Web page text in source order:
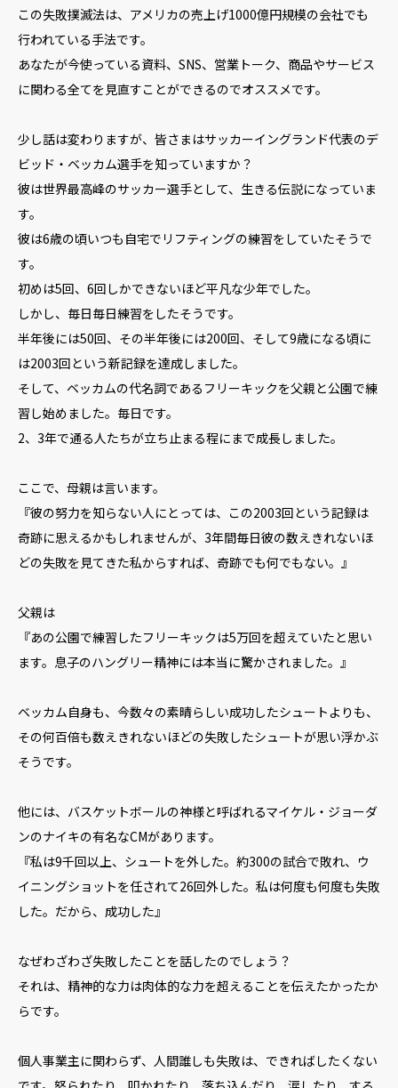
この失敗撲滅法は、アメリカの売上げ1000億円規模の会社でも
行われている手法です。
あなたが今使っている資料、SNS、営業トーク、商品やサービス
に関わる全てを見直すことができるのでオススメです。
少し話は変わりますが、皆さまはサッカーイングランド代表のデ
ビッド・ベッカム選手を知っていますか？
彼は世界最高峰のサッカー選手として、生きる伝説になっていま
す。
彼は6歳の頃いつも自宅でリフティングの練習をしていたそうで
す。
初めは5回、6回しかできないほど平凡な少年でした。
しかし、毎日毎日練習をしたそうです。
半年後には50回、その半年後には200回、そして9歳になる頃に
は2003回という新記録を達成しました。
そして、ベッカムの代名詞であるフリーキックを父親と公園で練
習し始めました。毎日です。
2、3年で通る人たちが立ち止まる程にまで成長しました。
ここで、母親は言います。
『彼の努力を知らない人にとっては、この2003回という記録は
奇跡に思えるかもしれませんが、3年間毎日彼の数えきれないほ
どの失敗を見てきた私からすれば、奇跡でも何でもない。』
父親は
『あの公園で練習したフリーキックは5万回を超えていたと思い
ます。息子のハングリー精神には本当に驚かされました。』
ベッカム自身も、今数々の素晴らしい成功したシュートよりも、
その何百倍も数えきれないほどの失敗したシュートが思い浮かぶ
そうです。
他には、バスケットボールの神様と呼ばれるマイケル・ジョーダ
ンのナイキの有名なCMがあります。
『私は9千回以上、シュートを外した。約300の試合で敗れ、ウ
イニングショットを任されて26回外した。私は何度も何度も失敗
した。だから、成功した』
なぜわざわざ失敗したことを話したのでしょう？
それは、精神的な力は肉体的な力を超えることを伝えたかったか
らです。
個人事業主に関わらず、人間誰しも失敗は、できればしたくない